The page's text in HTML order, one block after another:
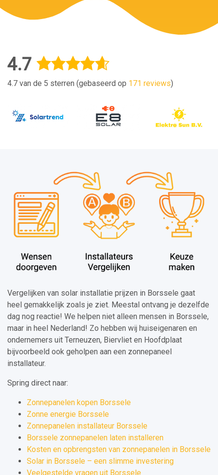
4.7
4.7 van de 5 sterren (gebaseerd op 171 reviews)
Vergelijken van solar installatie prijzen in Borssele gaat
heel gemakkelijk zoals je ziet. Meestal ontvang je dezelfde
dag nog reactie! We helpen niet alleen mensen in Borssele,
maar in heel Nederland! Zo hebben wij huiseigenaren en
ondernemers uit Terneuzen, Biervliet en Hoofdplaat
bijvoorbeeld ook geholpen aan een zonnepaneel
installateur.
Spring direct naar:
Zonnepanelen kopen Borssele
Zonne energie Borssele
Zonnepanelen installateur Borssele
Borssele zonnepanelen laten installeren
Kosten en opbrengsten van zonnepanelen in Borssele
Solar in Borssele – een slimme investering
Veelgestelde vragen uit Borssele